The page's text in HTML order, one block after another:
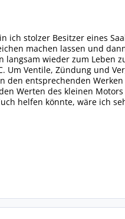
ich stolzer Besitzer eines
machen lassen und
langsam wieder zum Leben
Um Ventile, Zündung und
den entsprechenden
Werten des kleinen Motors
helfen könnte, wäre ich